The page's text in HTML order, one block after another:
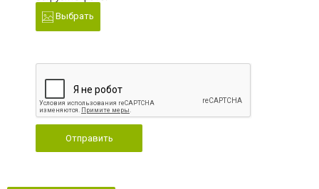
Выбрать
Отправить